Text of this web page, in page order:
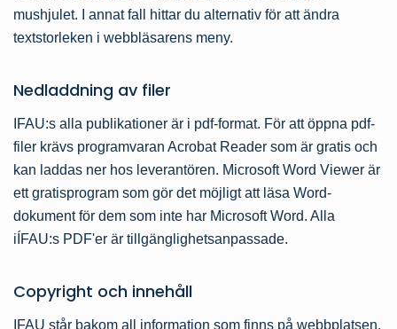
mushjulet. I annat fall hittar du alternativ för att ändra
textstorleken i webbläsarens meny.
Nedladdning av filer
IFAU:s alla publikationer är i pdf-format. För att öppna pdf-
filer krävs programvaran Acrobat Reader som är gratis och
kan laddas ner hos leverantören. Microsoft Word Viewer är
ett gratisprogram som gör det möjligt att läsa Word-
dokument för dem som inte har Microsoft Word. Alla
iÍFAU:s PDF'er är tillgänglighetsanpassade.
Copyright och innehåll
IFAU står bakom all information som finns på webbplatsen.